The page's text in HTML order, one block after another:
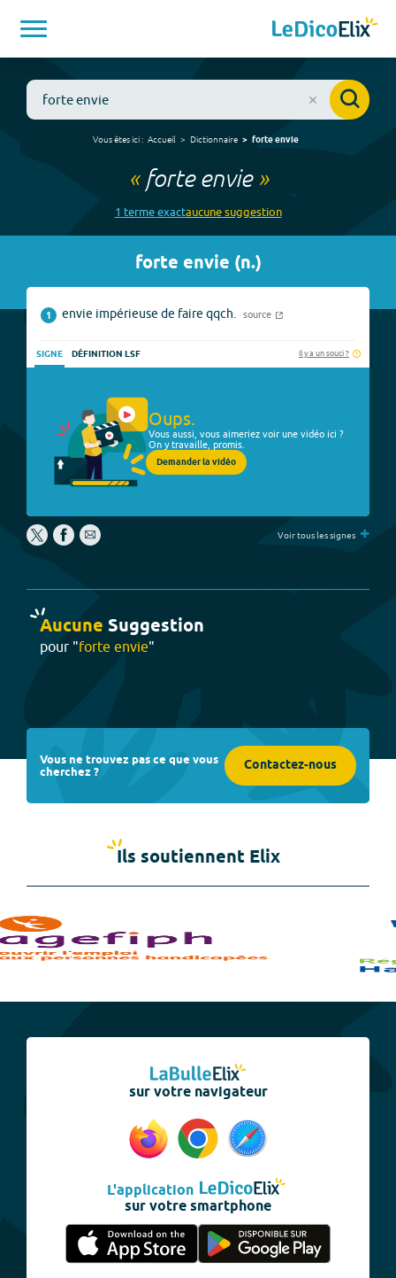
Vous êtes ici : Accueil Dictionnaire forte envie
« forte envie»
1 termeexactaucunesuggestion
forte envie (n.)
1 envie impérieuse de faire qqch. source
SIGNE DÉFINITION LSF Il y a un souci ?
Oups.
Vous aussi, vous aimeriez voir une vidéo ici ?
On y travaille, promis.
Demander la vidéo
Voir tous les signes +
Aucune Suggestion
pour "forte envie"
Vous ne trouvez pas ce que vous
cherchez ? Contactez-nous
Ils soutiennent Elix
sur votre navigateur
L'application
sur votre smartphone